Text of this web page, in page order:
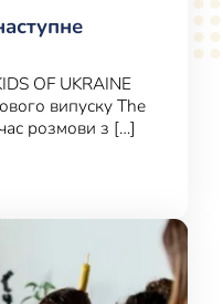
OF UKRAINE
випуску The
розмови з […]